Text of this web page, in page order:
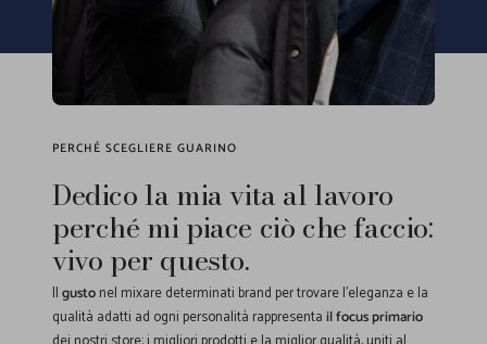
PERCHÉ SCEGLIERE GUARINO
Dedico la mia vita al lavoro
perché mi piace ciò che faccio:
vivo per questo.
Ilgustonel mixare determinati brand per trovare l'eleganza e la
qualità adatti ad ogni personalità rappresentail focus primario